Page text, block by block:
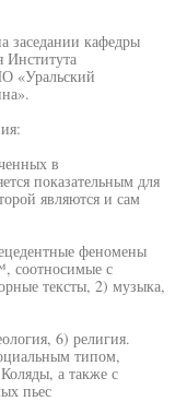
заседании кафедры
Института
«Уральский
в
показательным для
являются и сам
феномены
соотносимые с
тексты, 2) музыка,
6) религия.
типом,
а также с
пьес